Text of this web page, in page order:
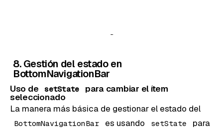
8. Gestión del estado en
BottomNavigationBar
Uso de setState para cambiar el ítem
seleccionado
La manera más básica de gestionar el estado del
BottomNavigationBar es usando setState
para